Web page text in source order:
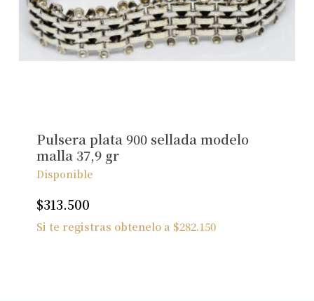
Pulsera plata 900 sellada modelo
malla 37,9 gr
Disponible
$313.500
Si te registras obtenelo a $282.150